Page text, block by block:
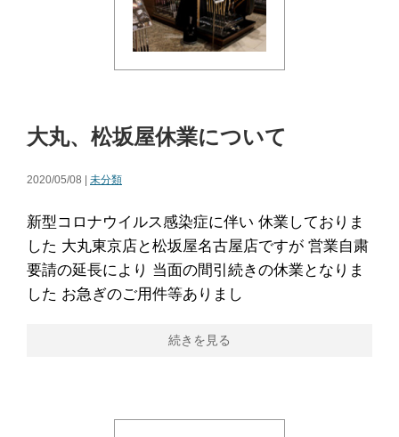
大丸、松坂屋休業について
2020/05/08 | 未分類
新型コロナウイルス感染症に伴い 休業しておりま
した 大丸東京店と松坂屋名古屋店ですが 営業自粛
要請の延長により 当面の間引続きの休業となりま
した お急ぎのご用件等ありまし
続きを見る